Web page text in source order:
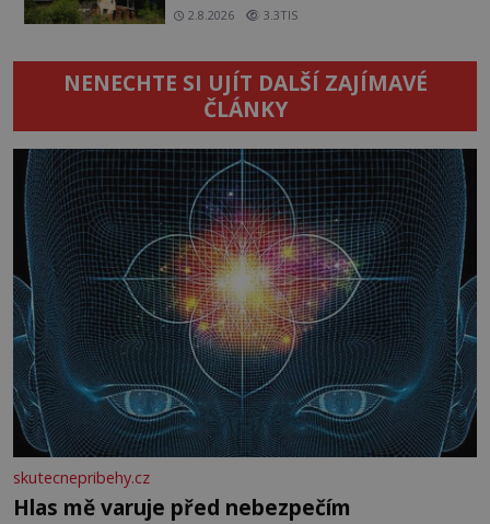
2.8.2026 3.3TIS
NENECHTE SI UJÍT DALŠÍ ZAJÍMAVÉ
ČLÁNKY
skutecnepribehy.cz
Hlas mě varuje před nebezpečím